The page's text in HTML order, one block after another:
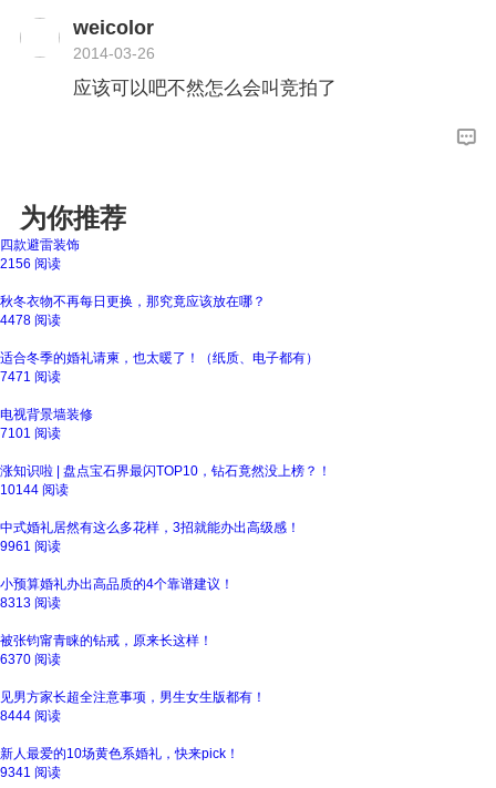
weicolor
2014-03-26
应该可以吧不然怎么会叫竞拍了
为你推荐
四款避雷装饰
2156 阅读
秋冬衣物不再每日更换，那究竟应该放在哪？
4478 阅读
适合冬季的婚礼请柬，也太暖了！（纸质、电子都有）
7471 阅读
电视背景墙装修
7101 阅读
涨知识啦 | 盘点宝石界最闪TOP10，钻石竟然没上榜？！
10144 阅读
中式婚礼居然有这么多花样，3招就能办出高级感！
9961 阅读
小预算婚礼办出高品质的4个靠谱建议！
8313 阅读
被张钧甯青睐的钻戒，原来长这样！
6370 阅读
见男方家长超全注意事项，男生女生版都有！
8444 阅读
新人最爱的10场黄色系婚礼，快来pick！
9341 阅读